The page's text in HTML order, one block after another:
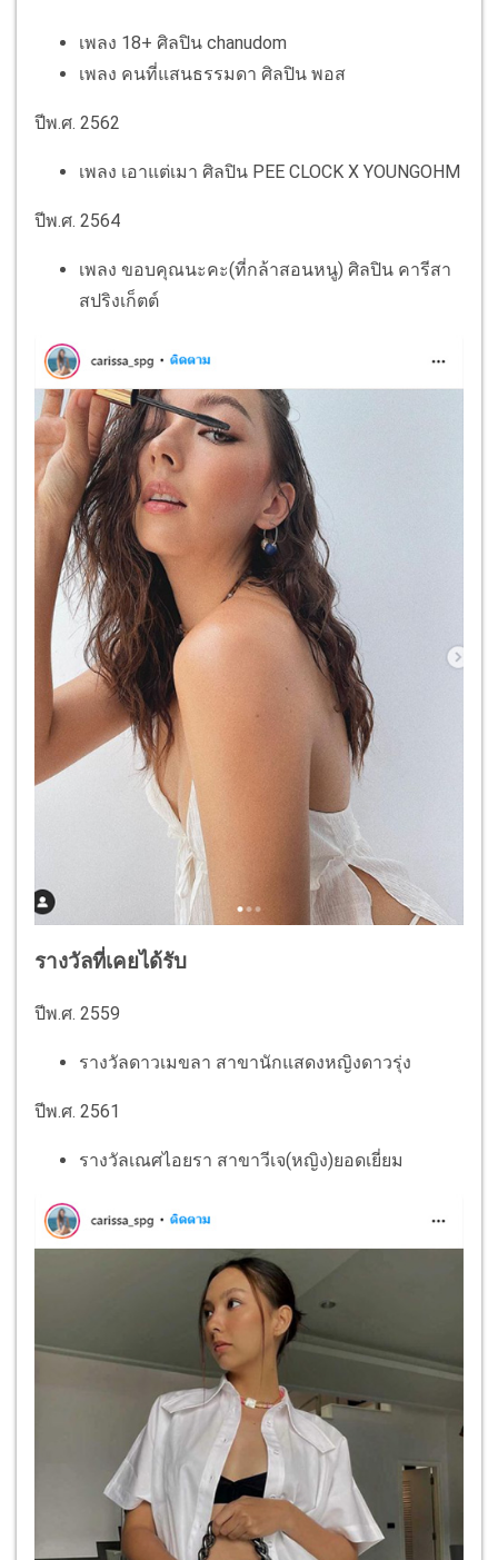
เพลง 18+ ศิลปิน chanudom
เพลง คนที่แสนธรรมดา ศิลปิน พอส
ปีพ.ศ. 2562
เพลง เอาแต่เมา ศิลปิน PEE CLOCK X YOUNGOHM
ปีพ.ศ. 2564
เพลง ขอบคุณนะคะ(ที่กล้าสอนหนู) ศิลปิน คารีสา
สปริงเก็ตต์
รางวัลที่เคยได้รับ
ปีพ.ศ. 2559
รางวัลดาวเมขลา สาขานักแสดงหญิงดาวรุ่ง
ปีพ.ศ. 2561
รางวัลเณศไอยรา สาขาวีเจ(หญิง)ยอดเยี่ยม